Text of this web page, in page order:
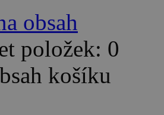
obsah
položek: 0
košíku